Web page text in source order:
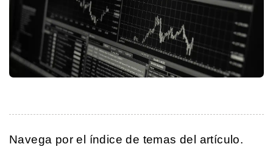
Navega por el índice de temas del artículo.